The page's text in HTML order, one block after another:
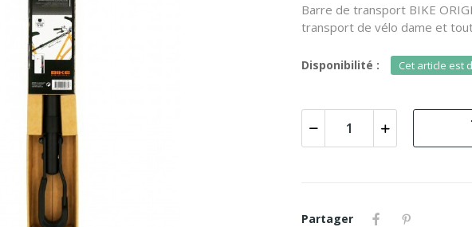
Barre de transport BIKE
transport de vélo dame et tout
Disponibilité : Cet article est
Partager